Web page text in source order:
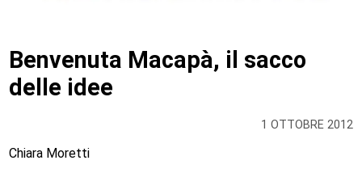
1 OTTOBRE 2012
Benvenuta Macapà, il sacco
delle idee
Chiara Moretti